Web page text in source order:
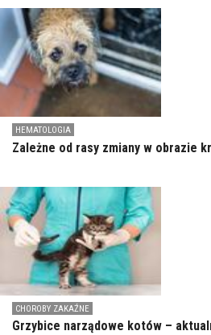
HEMATOLOGIA
Zależne od rasy zmiany w obrazie
CHOROBY ZAKAŹNE
Grzybice narządowe kotów –